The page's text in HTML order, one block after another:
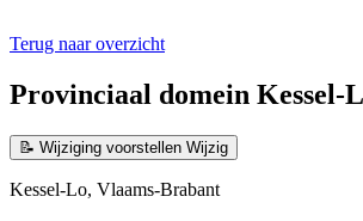
Terug naar overzicht
Provinciaal domein Kessel-
📝 Wijziging voorstellen Wijzig
Kessel-Lo, Vlaams-Brabant